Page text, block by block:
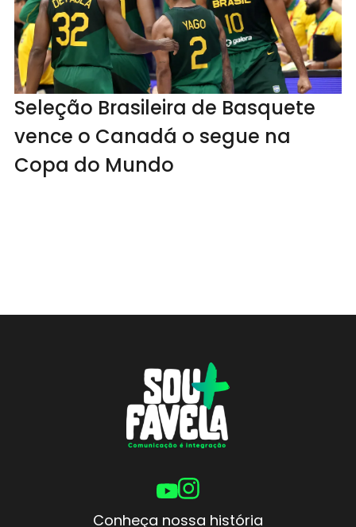
Seleção Brasileira de Basquete
vence o Canadá o segue na
Copa do Mundo
Conheça nossa história